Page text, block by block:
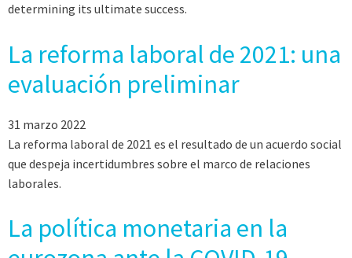
determining its ultimate success.
La reforma laboral de 2021: una
evaluación preliminar
31 marzo 2022
La reforma laboral de 2021 es el resultado de un acuerdo social
que despeja incertidumbres sobre el marco de relaciones
laborales.
La política monetaria en la